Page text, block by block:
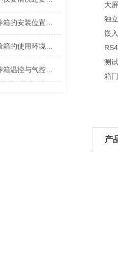
大屏
独立
嵌入
测试
箱门
产